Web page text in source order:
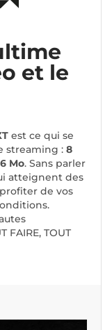
et le
est ce qui se
streaming : 8
Mo. Sans parler
atteignent des
de vos
FAIRE, TOUT